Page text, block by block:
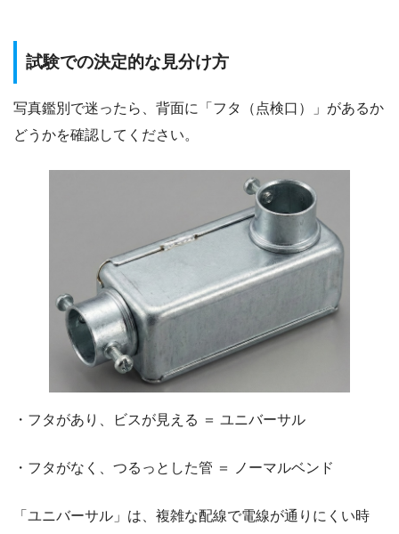
試験での決定的な見分け方
写真鑑別で迷ったら、背面に「フタ（点検口）」があるか
どうかを確認してください。
・フタがあり、ビスが見える ＝ ユニバーサル
・フタがなく、つるっとした管 ＝ ノーマルベンド
「ユニバーサル」は、複雑な配線で電線が通りにくい時